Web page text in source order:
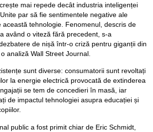
mai repede decât industria inteligenței
par să fie sentimentele negative ale
această tehnologie. Fenomenul, descris de
având o viteză fără precedent, s-a
de nișă într-o criză pentru giganții din
analiză Wall Street Journal.
sunt diverse: consumatorii sunt revoltați
la energie electrică provocată de extinderea
se tem de concedieri în masă, iar
de impactul tehnologiei asupra educației și
public a fost primit chiar de Eric Schmidt,